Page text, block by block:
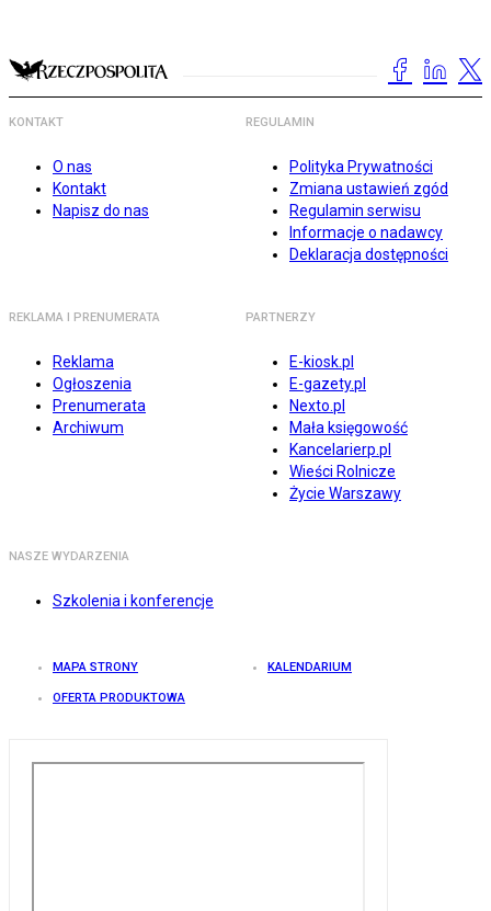
KONTAKT
O nas
Kontakt
Napisz do nas
REGULAMIN
Polityka Prywatności
Zmiana ustawień zgód
Regulamin serwisu
Informacje o nadawcy
Deklaracja dostępności
REKLAMA I PRENUMERATA
Reklama
Ogłoszenia
Prenumerata
Archiwum
PARTNERZY
E-kiosk.pl
E-gazety.pl
Nexto.pl
Mała księgowość
Kancelarierp.pl
Wieści Rolnicze
Życie Warszawy
NASZE WYDARZENIA
Szkolenia i konferencje
MAPA STRONY KALENDARIUM
OFERTA PRODUKTOWA